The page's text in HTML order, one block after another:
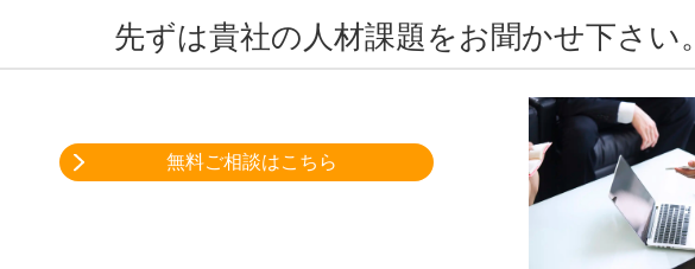
先ずは貴社の人材課題をお聞かせ下さい。
無料ご相談はこちら